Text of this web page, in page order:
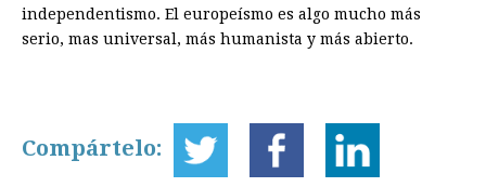
independentismo. El europeísmo es algo mucho más
serio, mas universal, más humanista y más abierto.
Compártelo: